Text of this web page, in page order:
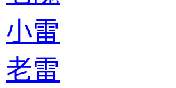
小雷
老雷